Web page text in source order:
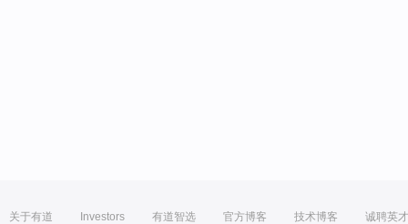
关于有道 Investors 有道智选 官方博客 技术博客 诚聘英才